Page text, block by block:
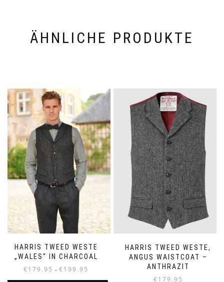
ÄHNLICHE PRODUKTE
HARRIS TWEED WESTE
„WALES“ IN CHARCOAL
€179.95 – €199.95
€179.95
HARRIS TWEED WESTE,
ANGUS WAISTCOAT –
ANTHRAZIT
€179.95